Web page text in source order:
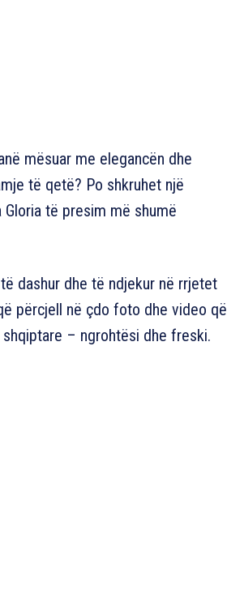
mësuar me elegancën dhe
të qetë? Po shkruhet një
të presim më shumë
dashur dhe të ndjekur në rrjetet
përcjell në çdo foto dhe video që
– ngrohtësi dhe freski.